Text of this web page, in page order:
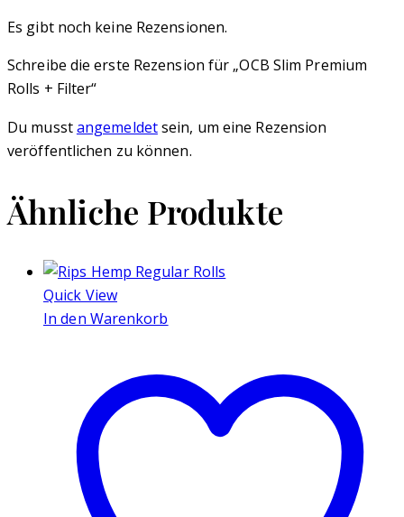
Es gibt noch keine Rezensionen.
Schreibe die erste Rezension für „OCB Slim Premium
Rolls + Filter“
Du musstangemeldetsein, um eine Rezension
veröffentlichen zu können.
Ähnliche Produkte
Quick View
In den Warenkorb